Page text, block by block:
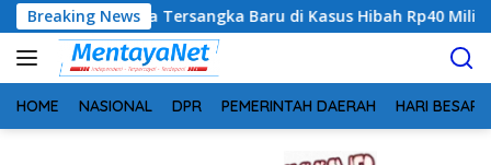
Langsung
ke
konten
Breaking News
Baru di Kasus Hibah Rp40 Miliar Geger! 5
HOME NASIONAL DPR PEMERINTAH DAERAH HARI BESAR